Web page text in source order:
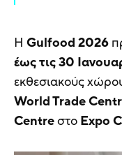
Η Gulfood 2026
έως τις 30
εκθεσιακούς
World Trade
Centreστο Expo